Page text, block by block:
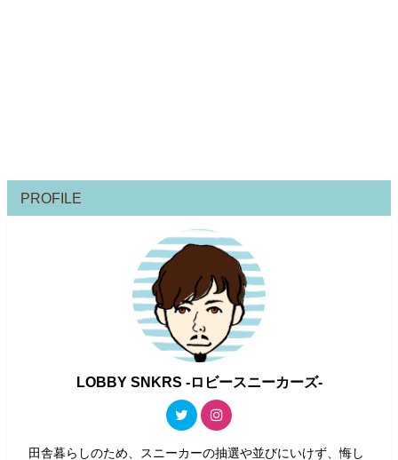
PROFILE
LOBBY SNKRS -ロビースニーカーズ-
田舎暮らしのため、スニーカーの抽選や並びにいけず、悔し